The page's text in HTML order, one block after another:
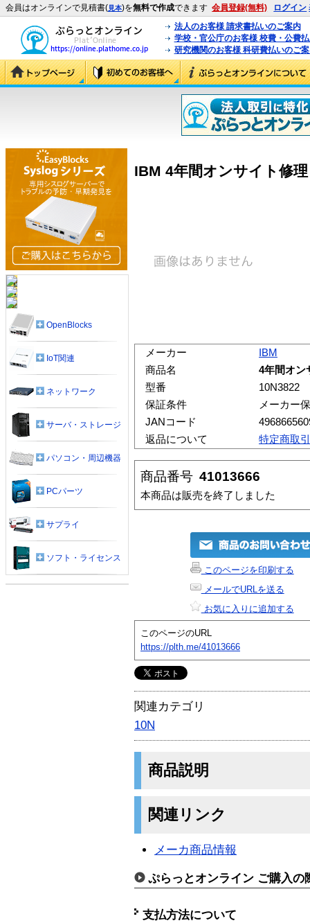
会員はオンラインで見積書(見本)を無料で作成できます 会員登録(無料) ログイン
法人のお客様 請求書払いのご案内
学校・官公庁のお客様 校費・公費
研究機関のお客様 科研費払いのご
IBM 4年間オンサイト修
メーカー
IBM
商品名
4年間オン
型番
10N3822
保証条件
メーカー
JANコード
返品について
特定商取
商品番号 41013666
本商品は販売を終了しました
このページを印刷する
メールでURLを送る
お気に入りに追加する
このページのURL
https://plth.me/41013666
関連カテゴリ
10N
商品説明
関連リンク
メーカ商品情報
ぷらっとオンライン ご購入の
支払方法について
OpenBlocks
IoT関連
ネットワーク
サーバ・ストレージ
パソコン・周辺機器
PCパーツ
サプライ
ソフト・ライセンス